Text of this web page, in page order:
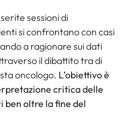
sessioni di
si confrontano con casi
a ragionare sui dati
il dibattito tra di
oncologo. L’obiettivo è
critica delle
ben oltre la fine del